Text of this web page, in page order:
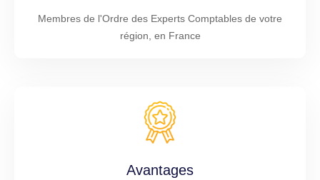
Membres de l'Ordre des Experts Comptables de votre
région, en France
Avantages